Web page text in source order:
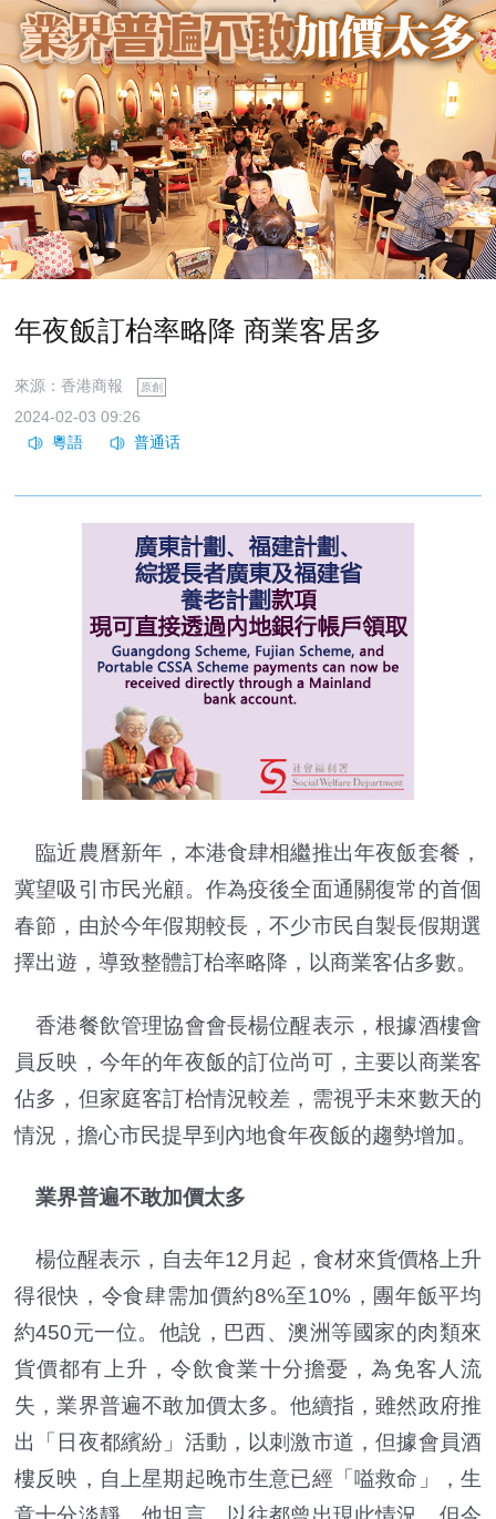
年夜飯訂枱率略降 商業客居多
來源：香港商報 原創
2024-02-03 09:26
臨近農曆新年，本港食肆相繼推出年夜飯套餐，
冀望吸引市民光顧。作為疫後全面通關復常的首個
春節，由於今年假期較長，不少市民自製長假期選
擇出遊，導致整體訂枱率略降，以商業客佔多數。
香港餐飲管理協會會長楊位醒表示，根據酒樓會
員反映，今年的年夜飯的訂位尚可，主要以商業客
佔多，但家庭客訂枱情況較差，需視乎未來數天的
情況，擔心市民提早到內地食年夜飯的趨勢增加。
業界普遍不敢加價太多
楊位醒表示，自去年12月起，食材來貨價格上升
得很快，令食肆需加價約8%至10%，團年飯平均
約450元一位。他說，巴西、澳洲等國家的肉類來
貨價都有上升，令飲食業十分擔憂，為免客人流
失，業界普遍不敢加價太多。他續指，雖然政府推
出「日夜都繽紛」活動，以刺激市道，但據會員酒
樓反映，自上星期起晚市生意已經「嗌救命」，生